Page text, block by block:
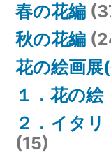
春の花編
秋の花編
花の絵画展
１．花の絵
２．イタ
(15)